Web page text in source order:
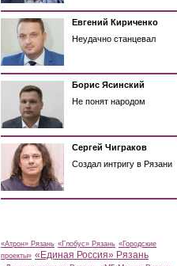
Евгений Кириченко
Неудачно станцевал
Борис Ясинский
Не понят народом
Сергей Чиграков
Создал интригу в Рязани
«Атрон» Рязань «Глобус» Рязань «Городские
проекты» «Единая Россия» Рязань